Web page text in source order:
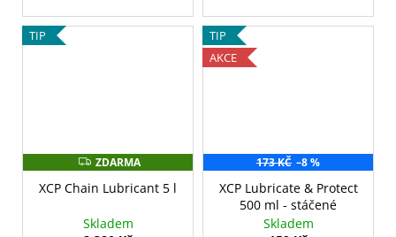
TIP
Z
D
A
A
ZDARMA
XCP Chain Lubricant 5 l
Skladem
TIP
AKCE
173 KČ –8 %
XCP Lubricate & Protect
500 ml - stáčené
Skladem